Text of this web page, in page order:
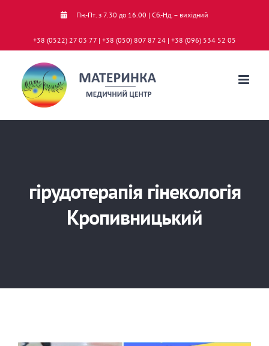
Пн.-Пт. з 7.30 до 16.00 | Сб.-Нд. – вихідний
+38 (0522) 27 03 77 | +38 (050) 807 87 24 | +38 (096) 534 52 05
гірудотерапія гінекологія
Кропивницький